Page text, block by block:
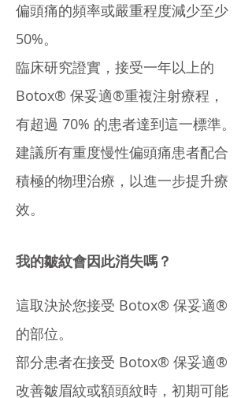
偏頭痛的頻率或嚴重程度減少至少
50%。
臨床研究證實，接受一年以上的
Botox® 保妥適®重複注射療程，
有超過 70% 的患者達到這一標準。
建議所有重度慢性偏頭痛患者配合
積極的物理治療，以進一步提升療
效。
我的皺紋會因此消失嗎？
這取決於您接受 Botox® 保妥適®
的部位。
部分患者在接受 Botox® 保妥適®
改善皺眉紋或額頭紋時，初期可能